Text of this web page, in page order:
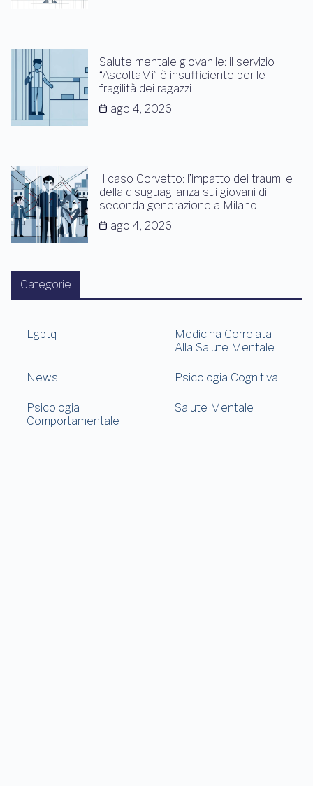
Salute mentale giovanile: il servizio
“AscoltaMi” è insufficiente per le
fragilità dei ragazzi
ago 4, 2026
Il caso Corvetto: l’impatto dei traumi e
della disuguaglianza sui giovani di
seconda generazione a Milano
ago 4, 2026
Categorie
Lgbtq
Medicina Correlata
Alla Salute Mentale
News Psicologia Cognitiva
Psicologia
Comportamentale
Salute Mentale